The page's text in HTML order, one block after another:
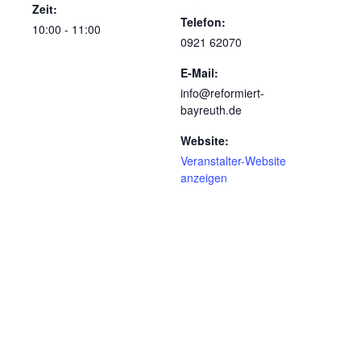
Zeit:
10:00 - 11:00
Telefon:
0921 62070
E-Mail:
info@reformiert-
bayreuth.de
Website:
Veranstalter-Website
anzeigen